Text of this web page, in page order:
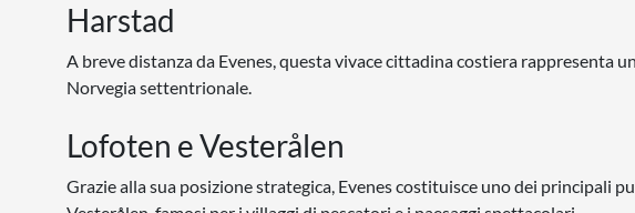
Harstad
A breve distanza da Evenes, questa vivace cittadina costiera rappresenta
Norvegia settentrionale.
Lofoten e Vesterålen
Grazie alla sua posizione strategica, Evenes costituisce uno dei principali